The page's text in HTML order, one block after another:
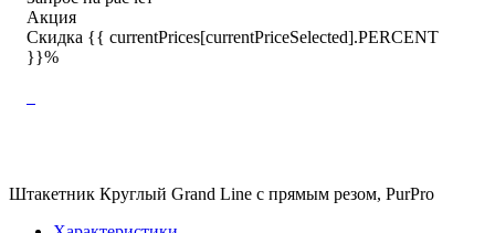
Акция
Скидка {{ currentPrices[currentPriceSelected].PERCENT
}}%
Штакетник Круглый Grand Line с прямым резом, PurPro